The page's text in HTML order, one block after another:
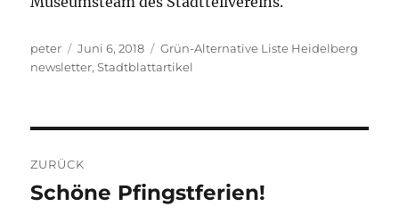
Autor
peter
Veröffentlicht
am
Juni 6, 2018 Kategorien
Grün-Alternative Liste Heidelberg
newsletter,Stadtblattartikel
ZURÜCK
Vorheriger
Schöne Pfingstferien!